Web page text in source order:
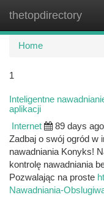
thetopdirectory
Home
1
Inteligentne
aplikacji
Internet 89 days ago
Zadbaj o swój ogród w
nawadniania Konyks!
kontrolę nawadniania
Pozwalając na proste
Nawadniania-